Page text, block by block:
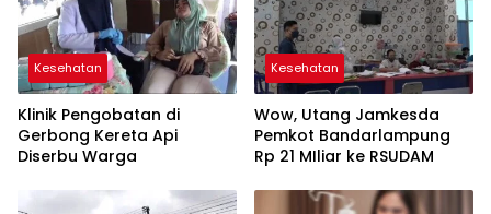
Kesehatan
Klinik Pengobatan di
Gerbong Kereta Api
Diserbu Warga
Kesehatan
Wow, Utang Jamkesda
Pemkot Bandarlampung
Rp 21 MIliar ke RSUDAM